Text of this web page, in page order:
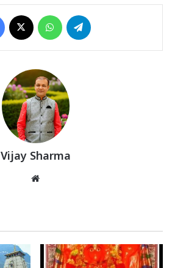
Facebook WhatsApp
Vijay Sharma